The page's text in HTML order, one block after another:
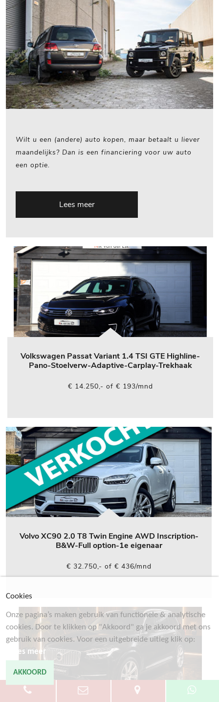
Wilt u een (andere) auto kopen, maar betaalt u liever
maandelijks? Dan is een financiering voor uw auto
een optie.
Lees meer
Volkswagen Passat Variant 1.4 TSI GTE Highline-
Pano-Stoelverw-Adaptive-Carplay-Trekhaak
€ 14.250,- of € 193/mnd
Volvo XC90 2.0 T8 Twin Engine AWD Inscription-
B&W-Full option-1e eigenaar
€ 32.750,- of € 436/mnd
Cookies
Onze pagina’s maken gebruik van functionele & analytische
cookies. Door te klikken op "Akkoord" ga je akkoord met ons
gebruik van cookies. Voor een uitgebreide uitleg klik op:
Lees meer
AKKOORD